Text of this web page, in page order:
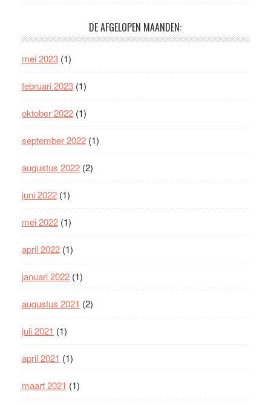
DE AFGELOPEN MAANDEN:
mei 2023(1)
februari 2023(1)
oktober 2022(1)
september 2022(1)
augustus 2022(2)
juni 2022(1)
mei 2022(1)
april 2022(1)
januari 2022(1)
augustus 2021 (2)
juli 2021 (1)
april 2021 (1)
maart 2021 (1)